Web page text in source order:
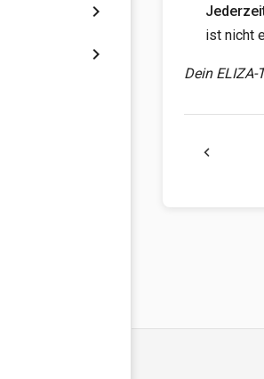
chevron_right
chevron_right
ist nicht
Dein ELIZA-
chevron_left